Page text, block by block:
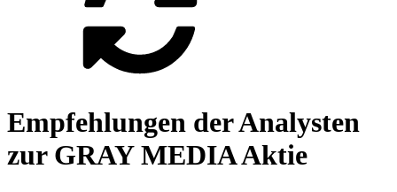
Empfehlungen der Analysten
zur GRAY MEDIA Aktie